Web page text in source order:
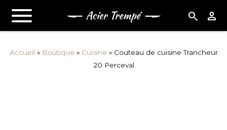
search person
Accueil » Boutique » Cuisine » Couteau de cuisine Trancheur
20 Perceval